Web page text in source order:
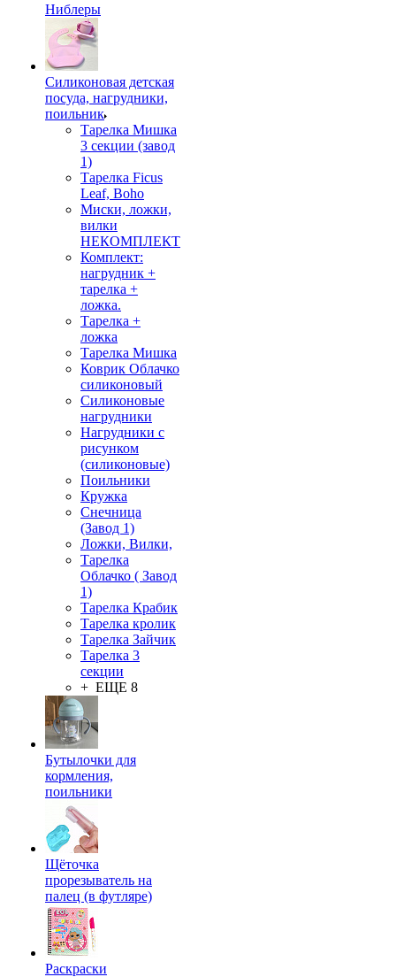
Ниблеры
Силиконовая детская
посуда, нагрудники,
поильник
Тарелка Мишка
3 секции (завод
1)
Тарелка Ficus
Leaf, Boho
Миски, ложки,
вилки
НЕКОМПЛЕКТ
Комплект:
нагрудник +
тарелка +
ложка.
Тарелка +
ложка
Тарелка Мишка
Коврик Облачко
силиконовый
Силиконовые
нагрудники
Нагрудники с
рисунком
(силиконовые)
Поильники
Кружка
Снечница
(Завод 1)
Ложки, Вилки,
Тарелка
Облачко ( Завод
1)
Тарелка Крабик
Тарелка кролик
Тарелка Зайчик
Тарелка 3
секции
+ ЕЩЕ 8
Бутылочки для
кормления,
поильники
Щёточка
прорезыватель на
палец (в футляре)
Раскраски